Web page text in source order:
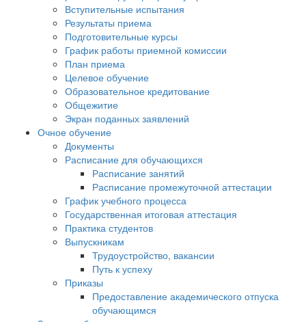
Вступительные испытания
Результаты приема
Подготовительные курсы
График работы приемной комиссии
План приема
Целевое обучение
Образовательное кредитование
Общежитие
Экран поданных заявлений
Очное обучение
Документы
Расписание для обучающихся
Расписание занятий
Расписание промежуточной аттестации
График учебного процесса
Государственная итоговая аттестация
Практика студентов
Выпускникам
Трудоустройство, вакансии
Путь к успеху
Приказы
Предоставление академического отпуска
обучающимся